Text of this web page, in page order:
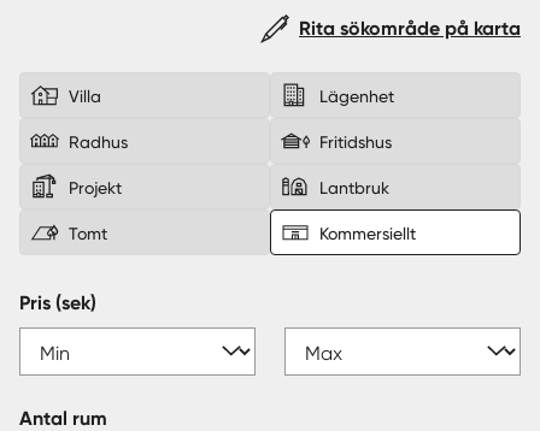
Rita sökområde på karta
Villa Lägenhet
Radhus Fritidshus
Projekt Lantbruk
Tomt Kommersiellt
Pris (sek)
Antal rum